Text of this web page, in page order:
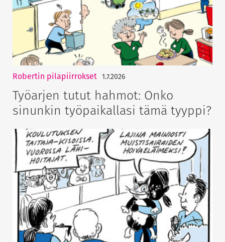
Robertin pilapiirrokset 1.7.2026
Työarjen tutut hahmot: Onko
sinunkin työpaikallasi tämä tyyppi?